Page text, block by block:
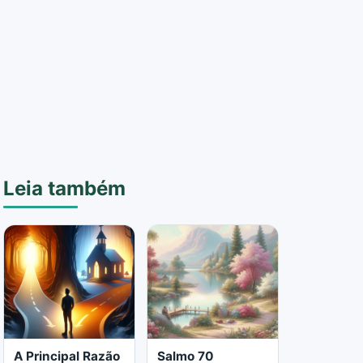
Leia também
A Principal Razão
Salmo 70